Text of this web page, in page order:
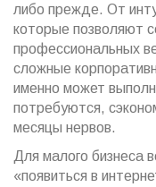
либо прежде. От
которые позволяют
профессиональных
сложные
именно может
потребуются,
месяцы нервов.
Для малого бизнеса
«появиться в